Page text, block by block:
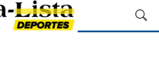
M
o